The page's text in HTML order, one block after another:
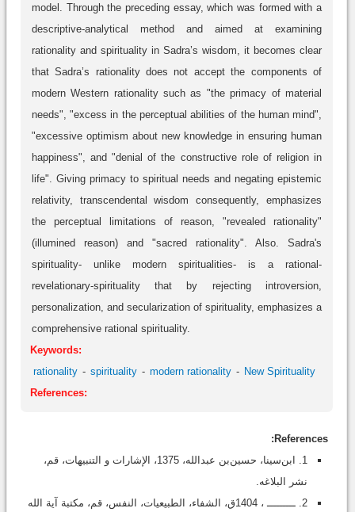
model. Through the preceding essay, which was formed with a
descriptive-analytical method and aimed at examining
rationality and spirituality in Sadra’s wisdom, it becomes clear
that Sadra’s rationality does not accept the components of
modern Western rationality such as "the primacy of material
needs", "excess in the perceptual abilities of the human mind",
"excessive optimism about new knowledge in ensuring human
happiness", and "denial of the constructive role of religion in
life". Giving primacy to spiritual needs and negating epistemic
relativity, transcendental wisdom consequently, emphasizes
the perceptual limitations of reason, "revealed rationality"
(illumined reason) and "sacred rationality". Also. Sadra's
spirituality- unlike modern spiritualities- is a rational-
revelationary-spirituality that by rejecting introversion,
personalization, and secularization of spirituality, emphasizes a
comprehensive rational spirituality.
Keywords:
rationality
spirituality modern rationality
New Spirituality
References:
References:
1. ابن‌سینا، حسین‌بن عبدالله، 1375، الإشارات و التنبیهات، قم،
نشر البلاغه.
2. ـــــــــ ، 1404ق، الشفاء، الطبیعیات، النفس، قم، مکتبة آیة الله